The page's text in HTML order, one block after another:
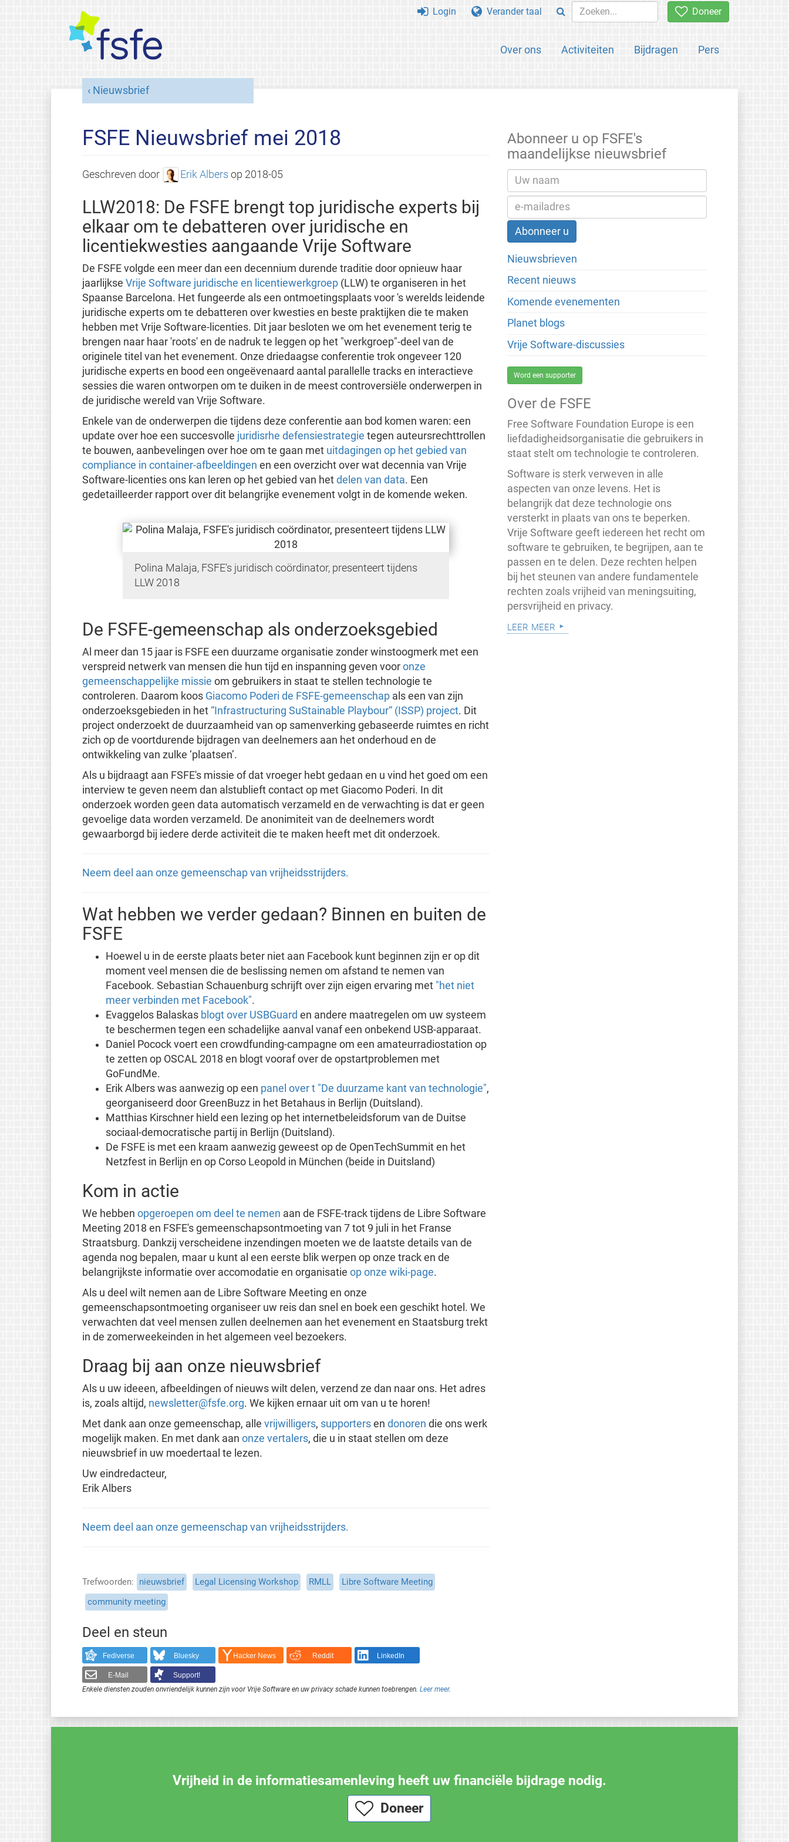
Doneer
Over ons Activiteiten Bijdragen Pers
Login Verander taal
Nieuwsbrief
FSFE Nieuwsbrief mei 2018
Geschreven door Erik Albers op 2018-05
LLW2018: De FSFE brengt top juridische experts bij
elkaar om te debatteren over juridische en
licentiekwesties aangaande Vrije Software
De FSFE volgde een meer dan een decennium durende traditie door opnieuw haar
jaarlijkse Vrije Software juridische en licentiewerkgroep(LLW) te organiseren in het
Spaanse Barcelona. Het fungeerde als een ontmoetingsplaats voor 's werelds leidende
juridische experts om te debatteren over kwesties en beste praktijken die te maken
hebben met Vrije Software-licenties. Dit jaar besloten we om het evenement terig te
brengen naar haar 'roots' en de nadruk te leggen op het "werkgroep"-deel van de
originele titel van het evenement. Onze driedaagse conferentie trok ongeveer 120
juridische experts en bood een ongeëvenaard aantal parallelle tracks en interactieve
sessies die waren ontworpen om te duiken in de meest controversiële onderwerpen in
de juridische wereld van Vrije Software.
Enkele van de onderwerpen die tijdens deze conferentie aan bod komen waren: een
update over hoe een succesvolle juridisrhe defensiestrategie tegen auteursrechttrollen
te bouwen, aanbevelingen over hoe om te gaan met uitdagingen op het gebied van
compliance in container-afbeeldingen en een overzicht over wat decennia van Vrije
Software-licenties ons kan leren op het gebied van het delen van data. Een
gedetailleerder rapport over dit belangrijke evenement volgt in de komende weken.
Polina Malaja, FSFE's juridisch coördinator, presenteert tijdens
LLW 2018
De FSFE-gemeenschap als onderzoeksgebied
Al meer dan 15 jaar is FSFE een duurzame organisatie zonder winstoogmerk met een
verspreid netwerk van mensen die hun tijd en inspanning geven voor onze
gemeenschappelijke missie om gebruikers in staat te stellen technologie te
controleren. Daarom koos Giacomo Poderi de FSFE-gemeenschapals een van zijn
onderzoeksgebieden in het “Infrastructuring SuStainable Playbour“ (ISSP) project. Dit
project onderzoekt de duurzaamheid van op samenverking gebaseerde ruimtes en richt
zich op de voortdurende bijdragen van deelnemers aan het onderhoud en de
ontwikkeling van zulke ‘plaatsen’.
Als u bijdraagt aan FSFE's missie of dat vroeger hebt gedaan en u vind het goed om een
interview te geven neem dan alstublieft contact op met Giacomo Poderi. In dit
onderzoek worden geen data automatisch verzameld en de verwachting is dat er geen
gevoelige data worden verzameld. De anonimiteit van de deelnemers wordt
gewaarborgd bij iedere derde activiteit die te maken heeft met dit onderzoek.
Neem deel aan onze gemeenschap van vrijheidsstrijders.
Wat hebben we verder gedaan? Binnen en buiten de
FSFE
Hoewel u in de eerste plaats beter niet aan Facebook kunt beginnen zijn er op dit
moment veel mensen die de beslissing nemen om afstand te nemen van
Facebook. Sebastian Schauenburg schrijft over zijn eigen ervaring met "het niet
meer verbinden met Facebook".
Evaggelos Balaskas blogt over USBGuard en andere maatregelen om uw systeem
te beschermen tegen een schadelijke aanval vanaf een onbekend USB-apparaat.
Daniel Pocock voert een crowdfunding-campagne om een amateurradiostation op
te zetten op OSCAL 2018 en blogt vooraf over de opstartproblemen met
GoFundMe.
Erik Albers was aanwezig op een panel over t "De duurzame kant van technologie",
georganiseerd door GreenBuzz in het Betahaus in Berlijn (Duitsland).
Matthias Kirschner hield een lezing op het internetbeleidsforum van de Duitse
sociaal-democratische partij in Berlijn (Duitsland).
De FSFE is met een kraam aanwezig geweest op de OpenTechSummit en het
Netzfest in Berlijn en op Corso Leopold in München (beide in Duitsland)
Kom in actie
We hebben opgeroepen om deel te nemen aan de FSFE-track tijdens de Libre Software
Meeting 2018 en FSFE's gemeenschapsontmoeting van 7 tot 9 juli in het Franse
Straatsburg. Dankzij verscheidene inzendingen moeten we de laatste details van de
agenda nog bepalen, maar u kunt al een eerste blik werpen op onze track en de
belangrijkste informatie over accomodatie en organisatie op onze wiki-page.
Als u deel wilt nemen aan de Libre Software Meeting en onze
gemeenschapsontmoeting organiseer uw reis dan snel en boek een geschikt hotel. We
verwachten dat veel mensen zullen deelnemen aan het evenement en Staatsburg trekt
in de zomerweekeinden in het algemeen veel bezoekers.
Draag bij aan onze nieuwsbrief
Als u uw ideeen, afbeeldingen of nieuws wilt delen, verzend ze dan naar ons. Het adres
is, zoals altijd, newsletter@fsfe.org. We kijken ernaar uit om van u te horen!
Met dank aan onze gemeenschap, alle vrijwilligers, supportersen donoren die ons werk
mogelijk maken. En met dank aan onze vertalers, die u in staat stellen om deze
nieuwsbrief in uw moedertaal te lezen.
Uw eindredacteur,
Erik Albers
Neem deel aan onze gemeenschap van vrijheidsstrijders.
Trefwoorden nieuwsbrief Legal Licensing Workshop RMLL
Libre Software Meeting
community meeting
Deel en steun
Fediverse Bluesky Hacker News Reddit LinkedIn
E-Mail
Support!
Enkele diensten zouden onvriendelijk kunnen zijn voor Vrije Software en uw privacy schade kunnen toebrengen. Leer meer.
Abonneer u op FSFE's
maandelijkse nieuwsbrief
Nieuwsbrieven
Recent nieuws
Komende evenementen
Planet blogs
Vrije Software-discussies
Word een supporter
Over de FSFE
Free Software Foundation Europe is een
liefdadigheidsorganisatie die gebruikers in
staat stelt om technologie te controleren.
Software is sterk verweven in alle
aspecten van onze levens. Het is
belangrijk dat deze technologie ons
versterkt in plaats van ons te beperken.
Vrije Software geeft iedereen het recht om
software te gebruiken, te begrijpen, aan te
passen en te delen. Deze rechten helpen
bij het steunen van andere fundamentele
rechten zoals vrijheid van meningsuiting,
persvrijheid en privacy.
leer meer
Vrijheid in de informatiesamenleving heeft uw financiële bijdrage nodig.
Doneer